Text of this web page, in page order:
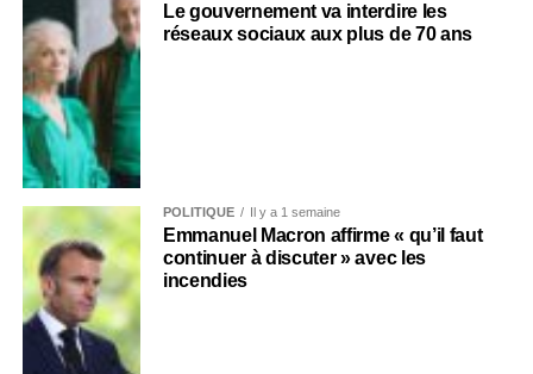
Le gouvernement va interdire les
réseaux sociaux aux plus de 70 ans
POLITIQUE Il y a 1 semaine
Emmanuel Macron affirme « qu’il faut
continuer à discuter » avec les
incendies